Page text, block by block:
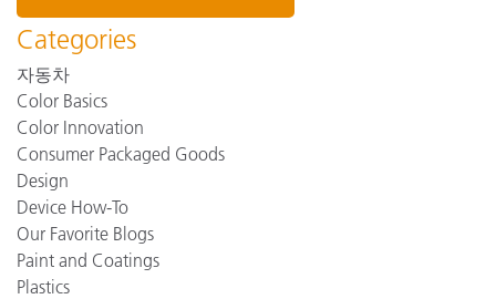
Categories
자동차
Color Basics
Color Innovation
Consumer Packaged Goods
Design
Device How-To
Our Favorite Blogs
Paint and Coatings
Plastics